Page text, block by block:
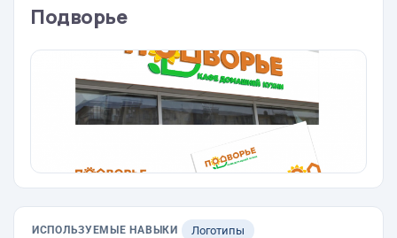
Подворье
ИСПОЛЬЗУЕМЫЕ НАВЫКИ Логотипы